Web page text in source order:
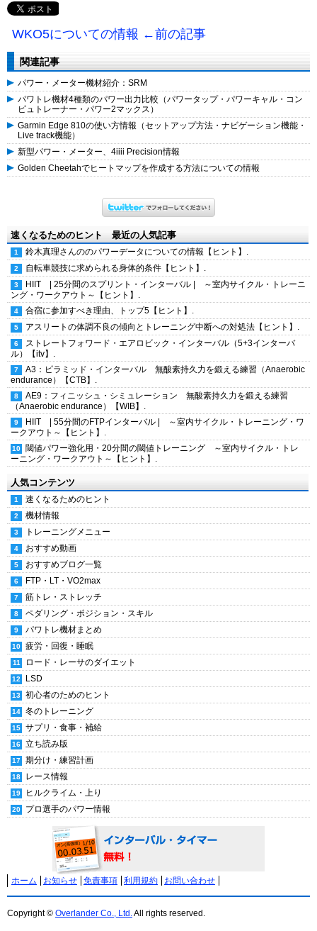
WKO5についての情報 ←前の記事
関連記事
パワー・メーター機材紹介：SRM
パワトレ機材4種類のパワー出力比較（パワータップ・パワーキャル・コン
ピュトレーナー・パワー2マックス）
Garmin Edge 810の使い方情報（セットアップ方法・ナビゲーション機能・
Live track機能）
新型パワー・メーター、4iiii Precision情報
Golden Cheetahでヒートマップを作成する方法についての情報
速くなるためのヒント 最近の人気記事
鈴木真理さんののパワーデータについての情報【ヒント】.
自転車競技に求められる身体的条件【ヒント】.
HIIT | 25分間のスプリント・インターバル | ～室内サイクル・トレーニ
ング・ワークアウト～【ヒント】.
合宿に参加すべき理由、トップ5【ヒント】.
アスリートの体調不良の傾向とトレーニング中断への対処法【ヒント】.
ストレートフォワード・エアロビック・インターバル（5+3インターバ
ル）【itv】.
A3：ピラミッド・インターバル 無酸素持久力を鍛える練習（Anaerobic
endurance）【CTB】.
AE9：フィニッシュ・シミュレーション 無酸素持久力を鍛える練習
（Anaerobic endurance）【WIB】.
HIIT | 55分間のFTPインターバル | ～室内サイクル・トレーニング・ワ
ークアウト～【ヒント】.
閾値パワー強化用・20分間の閾値トレーニング ～室内サイクル・トレ
ーニング・ワークアウト～【ヒント】.
人気コンテンツ
速くなるためのヒント
機材情報
トレーニングメニュー
おすすめ動画
おすすめブログ一覧
FTP・LT・VO2max
筋トレ・ストレッチ
ペダリング・ポジション・スキル
パワトレ機材まとめ
疲労・回復・睡眠
ロード・レーサのダイエット
LSD
初心者のためのヒント
冬のトレーニング
サプリ・食事・補給
立ち読み版
期分け・練習計画
レース情報
ヒルクライム・上り
プロ選手のパワー情報
ホーム お知らせ 免責事項 利用規約 お問い合わせ
Copyright © Overlander Co., Ltd.All rights reserved.